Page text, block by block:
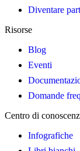
Diventare
Risorse
Blog
Eventi
Domande
Centro di
Infografiche